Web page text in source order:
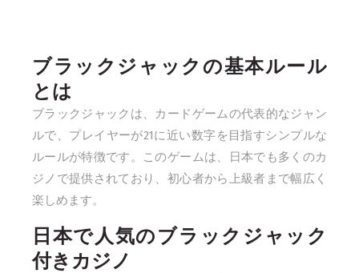
ブラックジャックの基本ルール
とは
ブラックジャックは、カードゲームの代表的なジャン
ルで、プレイヤーが21に近い数字を目指すシンプルな
ルールが特徴です。このゲームは、日本でも多くのカ
ジノで提供されており、初心者から上級者まで幅広く
楽しめます。
日本で人気のブラックジャック
付きカジノ